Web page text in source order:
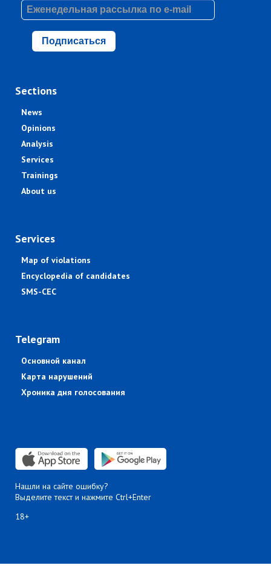
Подписаться
Sections
News
Opinions
Analysis
Services
Trainings
About us
Services
Map of violations
Encyclopedia of candidates
SMS-CEC
Telegram
Основной канал
Карта нарушений
Хроника дня голосования
Нашли на сайте ошибку?
Выделите текст и нажмите Ctrl+Enter
18+